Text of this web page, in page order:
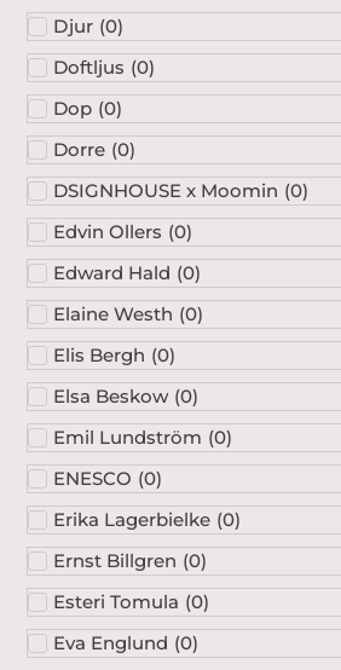
Djur (0)
Doftljus (0)
Dop (0)
Dorre (0)
DSIGNHOUSE x Moomin (0)
Edvin Ollers (0)
Edward Hald (0)
Elaine Westh (0)
Elis Bergh (0)
Elsa Beskow (0)
Emil Lundström (0)
ENESCO (0)
Erika Lagerbielke (0)
Ernst Billgren (0)
Esteri Tomula (0)
Eva Englund (0)